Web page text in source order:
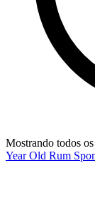
Mostrando todos
Year Old Rum